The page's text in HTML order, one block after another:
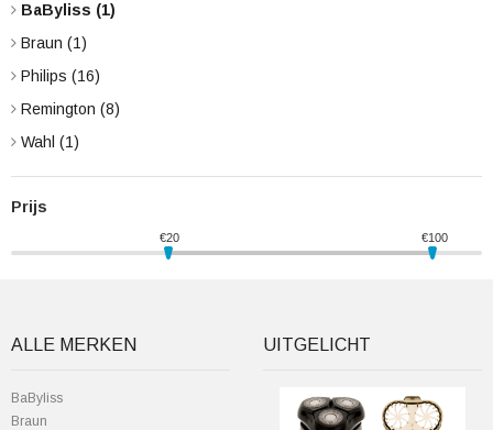
BaByliss (1)
Braun (1)
Philips (16)
Remington (8)
Wahl (1)
Prijs
€20 €100
ALLE MERKEN
BaByliss
Braun
UITGELICHT